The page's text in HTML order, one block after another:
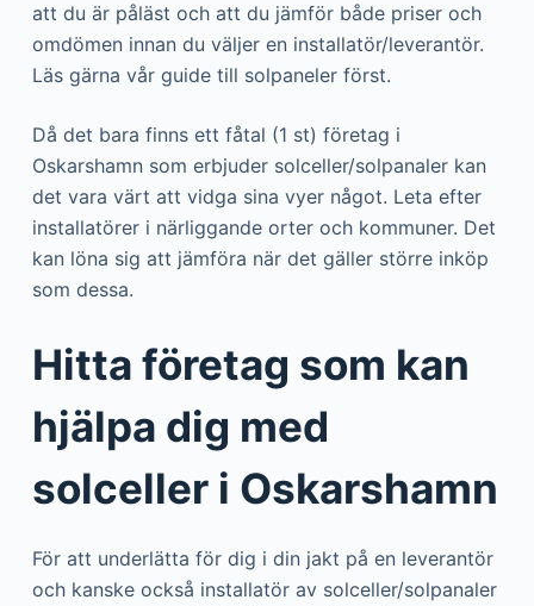
att du är påläst och att du jämför både priser och
omdömen innan du väljer en installatör/leverantör.
Läs gärna vår guide till solpaneler först.
Då det bara finns ett fåtal (1 st) företag i
Oskarshamn som erbjuder solceller/solpanaler kan
det vara värt att vidga sina vyer något. Leta efter
installatörer i närliggande orter och kommuner. Det
kan löna sig att jämföra när det gäller större inköp
som dessa.
Hitta företag som kan
hjälpa dig med
solceller i Oskarshamn
För att underlätta för dig i din jakt på en leverantör
och kanske också installatör av solceller/solpanaler